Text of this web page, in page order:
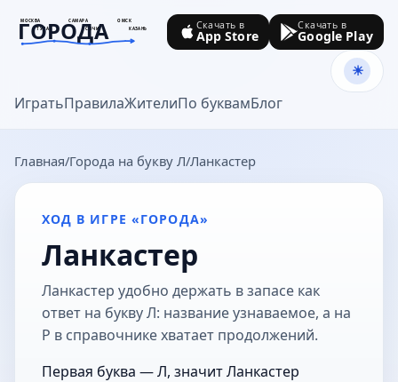
МОСКВА САМАРА
ОМСК
ТУЛА
СОЧИ КАЗАНЬ
ГОРОДА
goroda-na.ru
ИгратьПравилаЖителиПо буквамБлог
Скачать в
App Store
Скачать в
Google Play
Главная Города на букву Л Ланкастер
ХОД В ИГРЕ «ГОРОДА»
Ланкастер
Ланкастер удобно держать в запасе как
ответ на букву Л: название узнаваемое, а на
Р в справочнике хватает продолжений.
Первая буква — Л, значит Ланкастер